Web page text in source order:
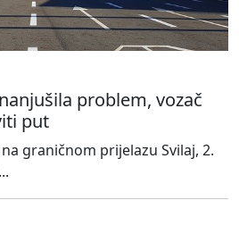
problem, vozač
put
graničnom prijelazu Svilaj, 2.